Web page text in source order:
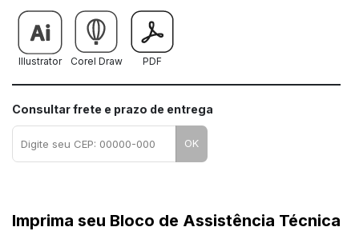
Illustrator Corel Draw PDF
Consultar frete e prazo de entrega
OK
Imprima seu Bloco de Assistência Técnica